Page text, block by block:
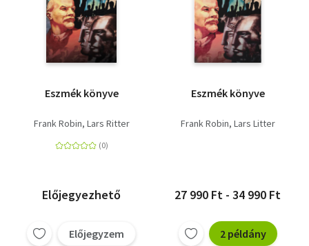
Történelem
Eszmék könyve
Frank Robin Lars Ritter
Előjegyezhető
Előjegyzem
Eszmék könyve
Frank Robin Lars Litter
27 990 Ft - 34 990 Ft
2 példány